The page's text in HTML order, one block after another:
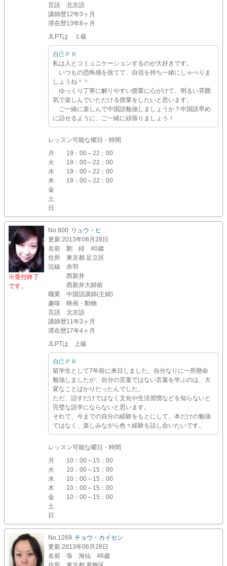
言語
北京語
講師歴12年3ヶ月
滞在歴13年8ヶ月
JLPTは １級
自己ＰＲ
私は人とコミュニケーションするのが大好きです。
いつもの恐怖感を捨てて、自信を持ち一緒にしゃべりま
しょうね＾＾
ゆっくり丁寧に解りやすい授業に心がけて、明るい雰囲
気で楽しんでいただける授業をしたいと思います。
ご一緒に楽しんで中国語勉強しましょうか？中国語早め
に話せるように、ご一緒に頑張りましょう！
レッスン可能な曜日・時間
月
19：00～22：00
火
19：00～22：00
水
19：00～22：00
木
19：00～22：00
金
土
日
※受付終了
です。
No.800 リュウ・ヒ
更新:2013年06月28日
名前
劉 緋 40歳
住所
東京都 足立区
沿線
赤羽
西新井
西新井大師前
職業
中国語講師(主婦)
趣味
映画・動物
言語
北京語
講師歴11年3ヶ月
滞在歴17年4ヶ月
JLPTは 上級
自己ＰＲ
留学生として7年前に来日しました。自分なりに一所懸命
勉強しましたが、自分の言葉ではない言葉を学ぶのは、大
変なことばかりだったんでした。
ただ、話すだけではなく文化や生活習慣などを知らないと
完璧な語学にならないと思います。
それで、今までの自分の経験をもとにして、本だけの勉強
ではなく、楽しみながら色々経験を話し合いたいです。
レッスン可能な曜日・時間
月
10：00～15：00
火
10：00～15：00
水
10：00～15：00
木
10：00～15：00
金
10：00～15：00
土
日
No.1269 チョウ・カイセン
更新:2013年06月28日
名前
張 海仙 46歳